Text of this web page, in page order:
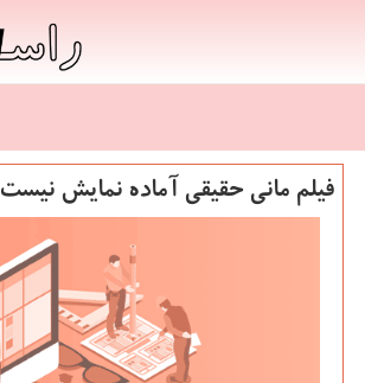
فیلم مانی حقیقی آماده نمایش نیست